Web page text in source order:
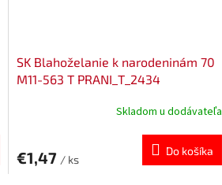
SK Blahoželanie k narodeninám 70
M11-563 T PRANI_T_2434
Skladom u dodávateľa
€1,47 / ks
Do košíka